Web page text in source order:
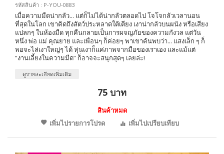
รหัสสินค้า : P-YOU-0883
เมื่อความมืดน่ากลัว... แต่ก็ไม่ได้น่ากลัวตลอดไป โจโจกลัวเวลานอน
ที่สุดในโลก เขาคิดถึงสัตว์ประหลาดใต้เตียง เงาน่ากลัวบนผนัง หรือเสียง
แปลกๆ ในห้องมืด ทุกคืนกลายเป็นการผจญภัยของความกังวล แต่วัน
หนึ่ง พ่อ แม่ คุณยาย และเพื่อนๆ ก็ค่อยๆ พาเขาค้นพบว่า... แสงเล็ก ๆ ก็
พอจะไล่เงาใหญ่ๆ ได้ หุ่นเงาก็แค่ภาพจากมือของเราเอง และแม้แต่
“งานเลี้ยงในความมืด” ก็อาจจะสนุกสุดๆ เลยล่ะ!
ดูรายละเอียดเพิ่มเติม
75 บาท
สินค้าหมด
เพิ่มไปรายการโปรด
เพิ่มไปเปรียบเทียบ